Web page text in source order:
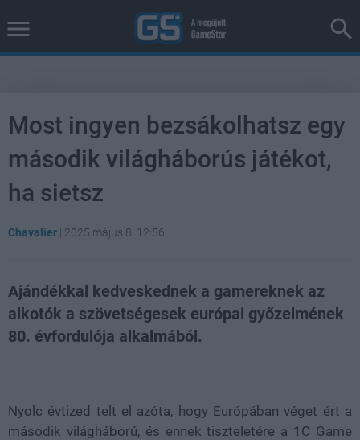
Most ingyen bezsákolhatsz egy
második világháborús játékot,
ha sietsz
Chavalier | 2025 május 8. 12:56
Ajándékkal kedveskednek a gamereknek az
alkotók a szövetségesek európai győzelmének
80. évfordulója alkalmából.
Nyolc évtized telt el azóta, hogy Európában véget ért a
második világháború, és ennek tiszteletére a 1C Game